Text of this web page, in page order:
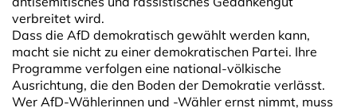
verbreitet wird.
Dass die AfD demokratisch gewählt werden kann,
macht sie nicht zu einer demokratischen Partei. Ihre
Programme verfolgen eine national-völkische
Ausrichtung, die den Boden der Demokratie verlässt.
Wer AfD-Wählerinnen und -Wähler ernst nimmt, muss